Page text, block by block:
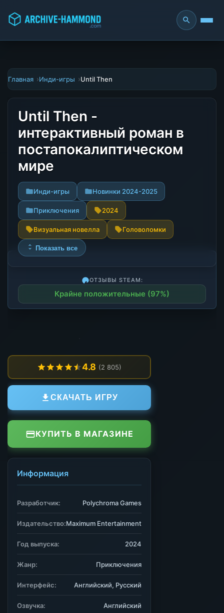
Главная Инди-игры Until Then
Until Then -
интерактивный роман в
постапокалиптическом
мире
Инди-игры Новинки 2024-2025
Приключения 2024
Визуальная новелла Головоломки
Показать все
ОТЗЫВЫ STEAM:
Крайне положительные (97%)
4.8 (2 805)
СКАЧАТЬ ИГРУ
КУПИТЬ В МАГАЗИНЕ
Информация
Разработчик: Polychroma Games
Издательство:Maximum Entertainment
Год выпуска: 2024
Жанр: Приключения
Интерфейс: Английский, Русский
Озвучка: Английский